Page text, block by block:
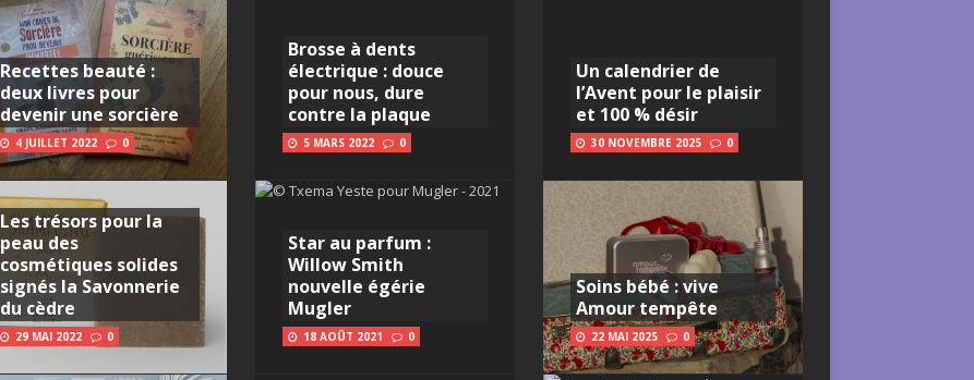
Recettes beauté :
deux livres pour
devenir une sorcière
4 JUILLET 2022 0
Les trésors pour la
peau des
cosmétiques solides
signés la Savonnerie
du cèdre
29 MAI 2022 0
Brosse à dents
électrique : douce
pour nous, dure
contre la plaque
5 MARS 2022 0
Star au parfum :
Willow Smith
nouvelle égérie
Mugler
18 AOÛT 2021 0
Un calendrier de
l’Avent pour le plaisir
et 100 % désir
30 NOVEMBRE 2025 0
Soins bébé : vive
Amour tempête
22 MAI 2025 0